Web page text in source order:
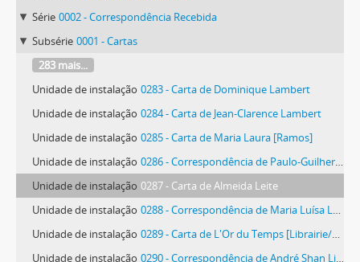
Série 0002 - Correspondência Recebida
Subsérie 0001 - Cartas
283 mais...
Unidade de instalação 0283 - Carta de Dominique Lambert
Unidade de instalação 0284 - Carta de Jean-Clarence Lambert
Unidade de instalação 0285 - Carta de Maria Laura [Ramos]
Unidade de instalação 0286 - Correspondência de Paulo-Guilherme Tomáz Dúlio Ribeiro d'Eça Leal
Unidade de instalação 0287 - Carta de Almeida Leite
Unidade de instalação 0288 - Correspondência de Maria Luísa Leite Gonçalves da Silva Neves
Unidade de instalação 0289 - Carta de L'Or du Temps [Librairie/Galerie]
Unidade de instalação 0290 - Correspondência de André Shan Lima